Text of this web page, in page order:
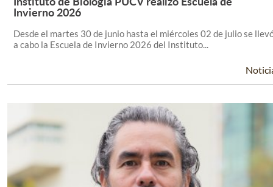
Leer Más +
Invierno 2026
Desde el martes 30 de junio hasta el miércoles 02 de julio se
a cabo la Escuela de Invierno 2026 del Instituto...